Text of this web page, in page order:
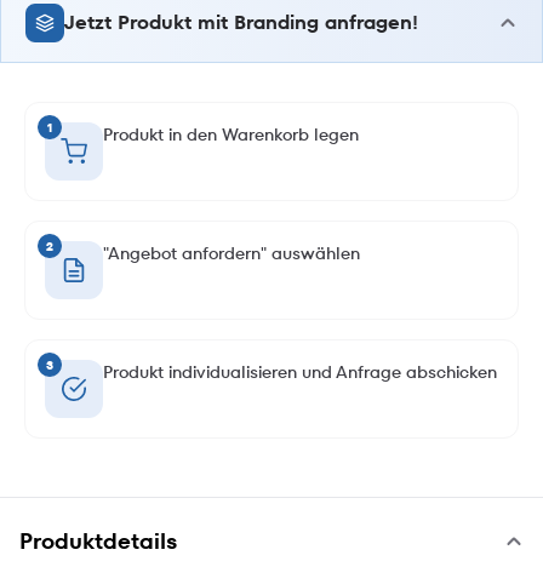
Jetzt Produkt mit Branding anfragen!
1 Produkt in den Warenkorb legen
2 "Angebot anfordern" auswählen
3 Produkt individualisieren und Anfrage abschicken
Produktdetails